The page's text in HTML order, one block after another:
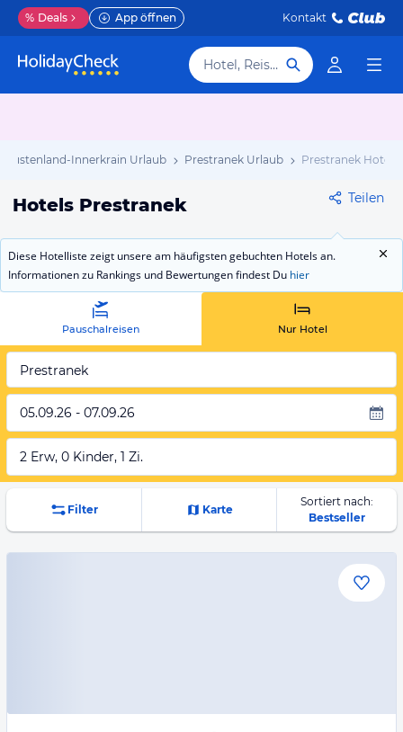
% Deals App öffnen Kontakt
Hotel, Reiseziel
Innerkrain Urlaub Prestranek Urlaub Prestranek Hotels
Hotels Prestranek Teilen
Diese Hotelliste zeigt unsere am häufigsten gebuchten Hotels an.
Informationen zu Rankings und Bewertungen findest Du hier
Pauschalreisen Nur Hotel
Prestranek
05.09.26 - 07.09.26
2 Erw, 0 Kinder, 1 Zi.
Filter Karte
Sortiert nach:
Bestseller